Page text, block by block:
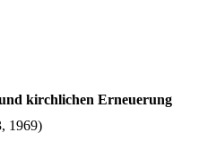
kirchlichen Erneuerung
1969)